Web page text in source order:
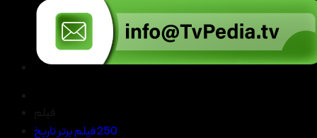
250 فیلم برتر تاریخ